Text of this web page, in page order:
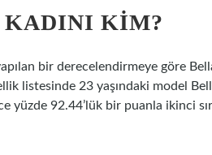
KADINI KIM?
bir derecelendirmeye göre
listesinde 23 yaşındaki model
yüzde 92.44’lük bir puanla ikinci